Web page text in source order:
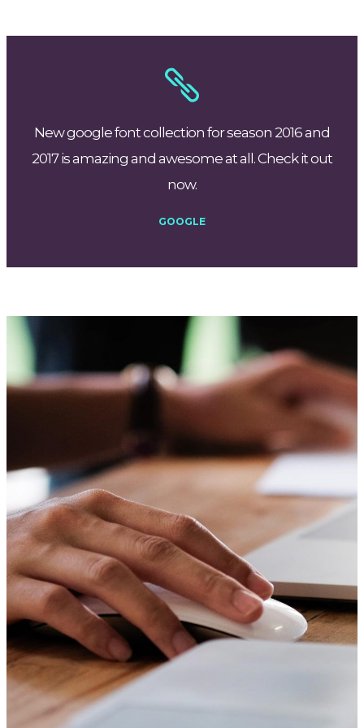
New google font collection for season 2016 and
2017 is amazing and awesome at all. Check it out
now.
GOOGLE